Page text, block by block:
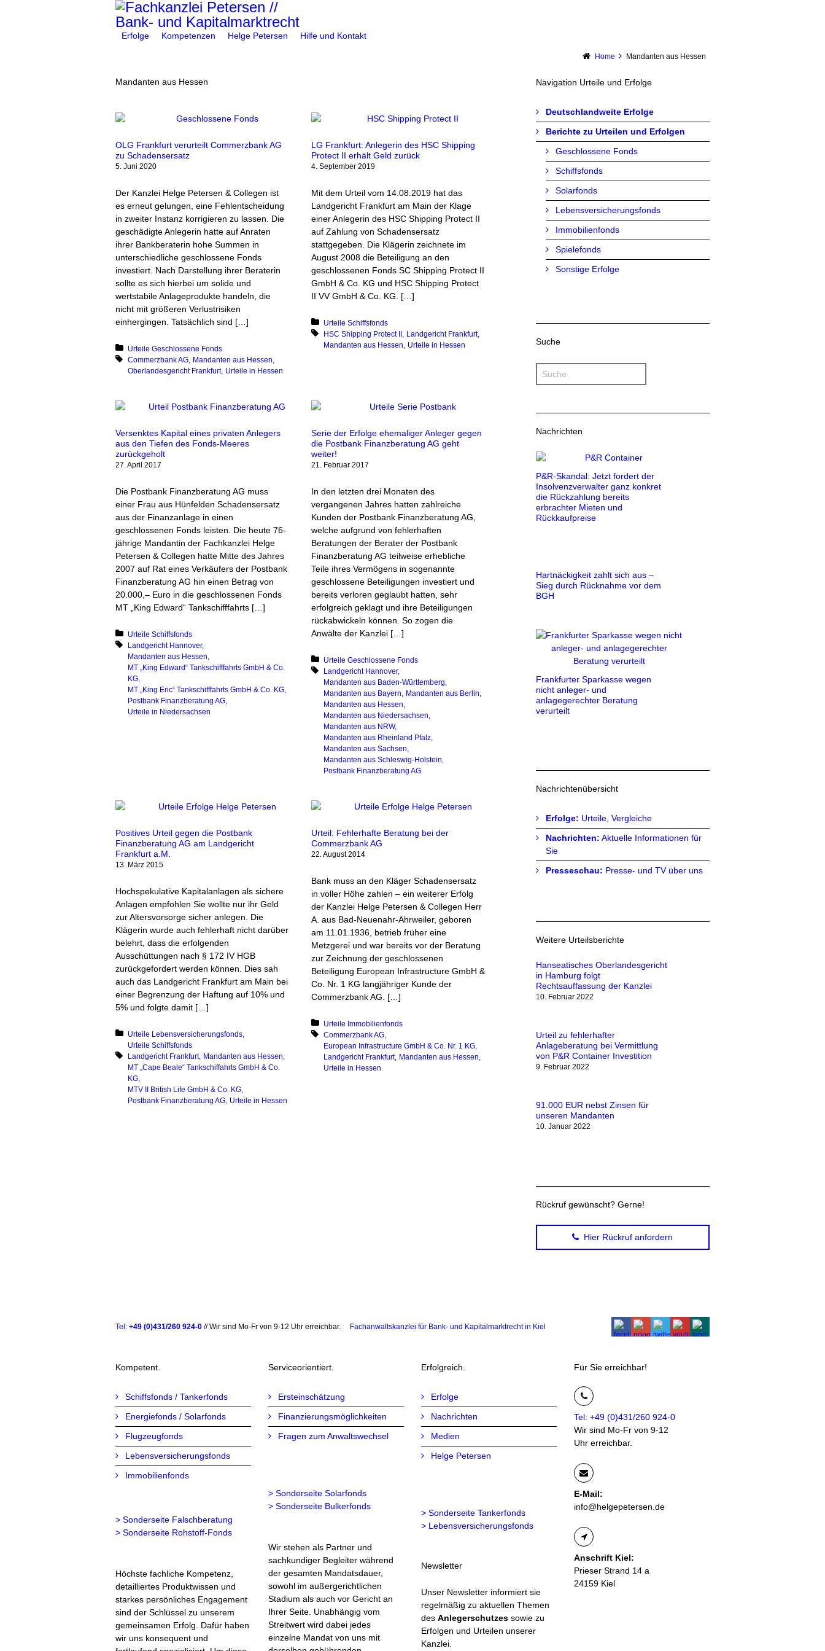
Erfolge Kompetenzen Helge Petersen Hilfe und Kontakt
Home Mandanten aus Hessen
Mandanten aus Hessen
OLG Frankfurt verurteilt Commerzbank AG
zu Schadensersatz
5. Juni 2020
Der Kanzlei Helge Petersen & Collegen ist
es erneut gelungen, eine Fehlentscheidung
in zweiter Instanz korrigieren zu lassen. Die
geschädigte Anlegerin hatte auf Anraten
ihrer Bankberaterin hohe Summen in
unterschiedliche geschlossene Fonds
investiert. Nach Darstellung ihrer Beraterin
sollte es sich hierbei um solide und
wertstabile Anlageprodukte handeln, die
nicht mit größeren Verlustrisiken
einhergingen. Tatsächlich sind […]
Posted in:
Urteile Geschlossene Fonds
Tagged with:
Commerzbank AG
Mandanten aus Hessen
Oberlandesgericht Frankfurt Urteile in Hessen
LG Frankfurt: Anlegerin des HSC Shipping
Protect II erhält Geld zurück
4. September 2019
Mit dem Urteil vom 14.08.2019 hat das
Landgericht Frankfurt am Main der Klage
einer Anlegerin des HSC Shipping Protect II
auf Zahlung von Schadensersatz
stattgegeben. Die Klägerin zeichnete im
August 2008 die Beteiligung an den
geschlossenen Fonds SC Shipping Protect II
GmbH & Co. KG und HSC Shipping Protect
II VV GmbH & Co. KG. […]
Posted in:
Urteile Schiffsfonds
Tagged with:
HSC Shipping Protect II
Landgericht Frankfurt
Mandanten aus Hessen
Urteile in Hessen
Versenktes Kapital eines privaten Anlegers
aus den Tiefen des Fonds-Meeres
zurückgeholt
27. April 2017
Die Postbank Finanzberatung AG muss
einer Frau aus Hünfelden Schadensersatz
aus der Finanzanlage in einen
geschlossenen Fonds leisten. Die heute 76-
jährige Mandantin der Fachkanzlei Helge
Petersen & Collegen hatte Mitte des Jahres
2007 auf Rat eines Verkäufers der Postbank
Finanzberatung AG hin einen Betrag von
20.000,– Euro in die geschlossenen Fonds
MT „King Edward“ Tankschifffahrts […]
Posted in:
Urteile Schiffsfonds
Tagged with:
Landgericht Hannover
Mandanten aus Hessen
MT „King Edward“ Tankschifffahrts GmbH & Co.
KG
MT „King Eric“ Tankschifffahrts GmbH & Co. KG
Postbank Finanzberatung AG
Urteile in Niedersachsen
Serie der Erfolge ehemaliger Anleger gegen
die Postbank Finanzberatung AG geht
weiter!
21. Februar 2017
In den letzten drei Monaten des
vergangenen Jahres hatten zahlreiche
Kunden der Postbank Finanzberatung AG,
welche aufgrund von fehlerhaften
Beratungen der Berater der Postbank
Finanzberatung AG teilweise erhebliche
Teile ihres Vermögens in sogenannte
geschlossene Beteiligungen investiert und
bereits verloren geglaubt hatten, sehr
erfolgreich geklagt und ihre Beteiligungen
rückabwickeln können. So zogen die
Anwälte der Kanzlei […]
Posted in:
Urteile Geschlossene Fonds
Tagged with:
Landgericht Hannover
Mandanten aus Baden-Württemberg
Mandanten aus Bayern
Mandanten aus Berlin
Mandanten aus Hessen
Mandanten aus Niedersachsen
Mandanten aus NRW
Mandanten aus Rheinland Pfalz
Mandanten aus Sachsen
Mandanten aus Schleswig-Holstein
Postbank Finanzberatung AG
Positives Urteil gegen die Postbank
Finanzberatung AG am Landgericht
Frankfurt a.M.
13. März 2015
Hochspekulative Kapitalanlagen als sichere
Anlagen empfohlen Sie wollte nur ihr Geld
zur Altersvorsorge sicher anlegen. Die
Klägerin wurde auch fehlerhaft nicht darüber
belehrt, dass die erfolgenden
Ausschüttungen nach § 172 IV HGB
zurückgefordert werden können. Dies sah
auch das Landgericht Frankfurt am Main bei
einer Begrenzung der Haftung auf 10% und
5% und folgte damit […]
Posted in:
Urteile Lebensversicherungsfonds
Urteile Schiffsfonds
Tagged with:
Landgericht Frankfurt
Mandanten aus Hessen
MT „Cape Beale“ Tankschiffahrts GmbH & Co.
KG
MTV II British Life GmbH & Co. KG
Postbank Finanzberatung AG Urteile in Hessen
Urteil: Fehlerhafte Beratung bei der
Commerzbank AG
22. August 2014
Bank muss an den Kläger Schadensersatz
in voller Höhe zahlen – ein weiterer Erfolg
der Kanzlei Helge Petersen & Collegen Herr
A. aus Bad-Neuenahr-Ahrweiler, geboren
am 11.01.1936, betrieb früher eine
Metzgerei und war bereits vor der Beratung
zur Zeichnung der geschlossenen
Beteiligung European Infrastructure GmbH &
Co. Nr. 1 KG langjähriger Kunde der
Commerzbank AG. […]
Posted in:
Urteile Immobilienfonds
Tagged with:
Commerzbank AG
European Infrastructure GmbH & Co. Nr. 1 KG
Landgericht Frankfurt
Mandanten aus Hessen
Urteile in Hessen
Navigation Urteile und Erfolge
Deutschlandweite Erfolge
Berichte zu Urteilen und Erfolgen
Geschlossene Fonds
Schiffsfonds
Solarfonds
Lebensversicherungsfonds
Immobilienfonds
Spielefonds
Sonstige Erfolge
Suche
Nachrichten
P&R-Skandal: Jetzt fordert der
Insolvenzverwalter ganz konkret
die Rückzahlung bereits
erbrachter Mieten und
Rückkaufpreise
Hartnäckigkeit zahlt sich aus –
Sieg durch Rücknahme vor dem
BGH
Frankfurter Sparkasse wegen
nicht anleger- und
anlagegerechter Beratung
verurteilt
Nachrichtenübersicht
Erfolge: Urteile, Vergleiche
Nachrichten: Aktuelle Informationen für
Sie
Presseschau: Presse- und TV über uns
Weitere Urteilsberichte
Hanseatisches Oberlandesgericht
in Hamburg folgt
Rechtsauffassung der Kanzlei
10. Februar 2022
Urteil zu fehlerhafter
Anlageberatung bei Vermittlung
von P&R Container Investition
9. Februar 2022
91.000 EUR nebst Zinsen für
unseren Mandanten
10. Januar 2022
Rückruf gewünscht? Gerne!
Hier Rückruf anfordern
Tel: +49 (0)431/260 924-0 // Wir sind Mo-Fr von 9-12 Uhr erreichbar. Fachanwaltskanzlei für Bank- und Kapitalmarktrecht in Kiel
Kompetent.
Schiffsfonds / Tankerfonds
Energiefonds / Solarfonds
Flugzeugfonds
Lebensversicherungsfonds
Immobilienfonds
> Sonderseite Falschberatung
> Sonderseite Rohstoff-Fonds
Höchste fachliche Kompetenz,
detailliertes Produktwissen und
starkes persönliches Engagement
sind der Schlüssel zu unserem
gemeinsamen Erfolg. Dafür haben
wir uns konsequent und
Serviceorientiert.
Ersteinschätzung
Finanzierungsmöglichkeiten
Fragen zum Anwaltswechsel
> Sonderseite Solarfonds
> Sonderseite Bulkerfonds
Wir stehen als Partner und
sachkundiger Begleiter während
der gesamten Mandatsdauer,
sowohl im außergerichtlichen
Stadium als auch vor Gericht an
Ihrer Seite. Unabhängig vom
Streitwert wird dabei jedes
einzelne Mandat von uns mit
Erfolgreich.
Erfolge
Nachrichten
Medien
Helge Petersen
> Sonderseite Tankerfonds
> Lebensversicherungsfonds
Newsletter
Unser Newsletter informiert sie
regelmäßig zu aktuellen Themen
des Anlegerschutzes sowie zu
Erfolgen und Urteilen unserer
Kanzlei.
Für Sie erreichbar!
Tel: +49 (0)431/260 924-0
Wir sind Mo-Fr von 9-12
Uhr erreichbar.
E-Mail:
info@helgepetersen.de
Anschrift Kiel:
Prieser Strand 14 a
24159 Kiel